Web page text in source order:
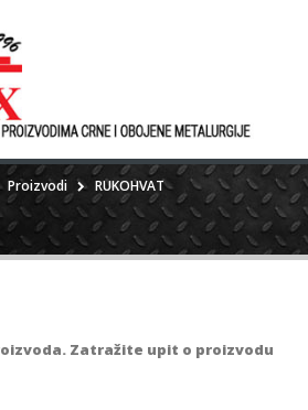
Proizvodi RUKOHVAT
Zatražite upit o proizvodu